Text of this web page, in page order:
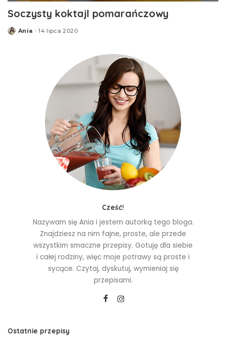
Soczysty koktajl pomarańczowy
Posted
Ania 14 lipca 2020
Cześć!
Nazywam się Ania i jestem autorką tego bloga.
Znajdziesz na nim fajne, proste, ale przede
wszystkim smaczne przepisy. Gotuję dla siebie
i całej rodziny, więc moje potrawy są proste i
sycące. Czytaj, dyskutuj, wymieniaj się
przepisami.
Ostatnie przepisy